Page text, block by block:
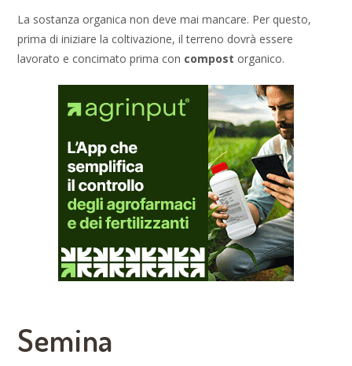
La sostanza organica non deve mai mancare. Per questo,
prima di iniziare la coltivazione, il terreno dovrà essere
lavorato e concimato prima con compost organico.
Semina